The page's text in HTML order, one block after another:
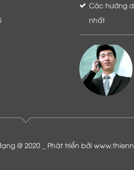
Các hướng
nhất
dụng dịch vụ của
@ 2020 _ Phát triển bởi